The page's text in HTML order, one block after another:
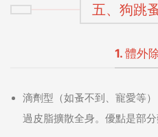
五、狗跳
1. 體外
滴劑型（如蚤不到、寵愛等
過皮脂擴散全身。優點是部分